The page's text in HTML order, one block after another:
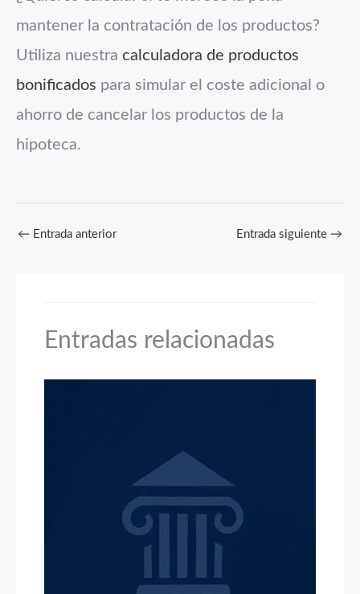
mantener la contratación de los productos?
Utiliza nuestra calculadora de productos
bonificados para simular el coste adicional o
ahorro de cancelar los productos de la
hipoteca.
← Entrada anterior Entrada siguiente →
Entradas relacionadas